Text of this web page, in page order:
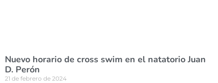
Nuevo horario de cross swim en el natatorio Juan
D. Perón
21 de febrero de 2024